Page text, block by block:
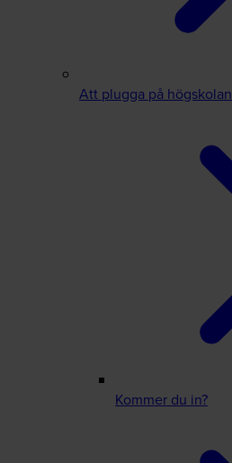
Att plugga på högskolan
Kommer du in?